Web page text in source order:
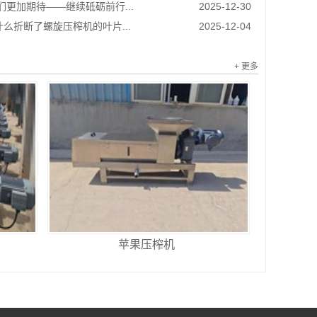
2025-12-30
更加期待——继续砥砺前行...
2025-12-04
折断了螺旋压榨机的叶片...
+ 更多
苹果压榨机